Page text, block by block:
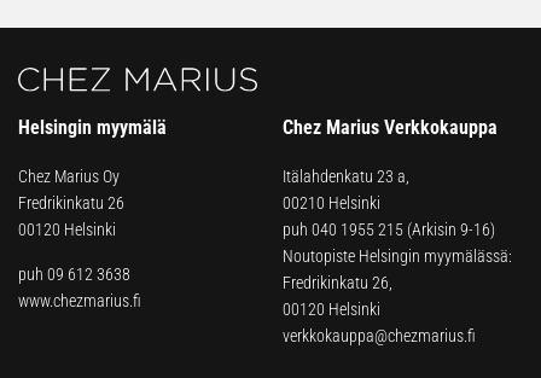
Helsingin myymälä
Chez Marius Oy
Fredrikinkatu 26
00120 Helsinki
puh 09 612 3638
www.chezmarius.fi
Chez Marius Verkkokauppa
Itälahdenkatu 23 a,
00210 Helsinki
puh 040 1955 215 (Arkisin 9-16)
Noutopiste Helsingin myymälässä:
Fredrikinkatu 26,
00120 Helsinki
verkkokauppa@chezmarius.fi